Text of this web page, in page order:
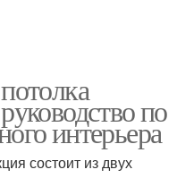
по
интерьера
состоит из двух